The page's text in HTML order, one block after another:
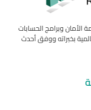
الأمان وبرامج الحسابات
بخبراته ووفق أحدث